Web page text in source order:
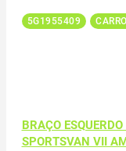
5G1955409
BRAÇO
SPORTSVAN VII